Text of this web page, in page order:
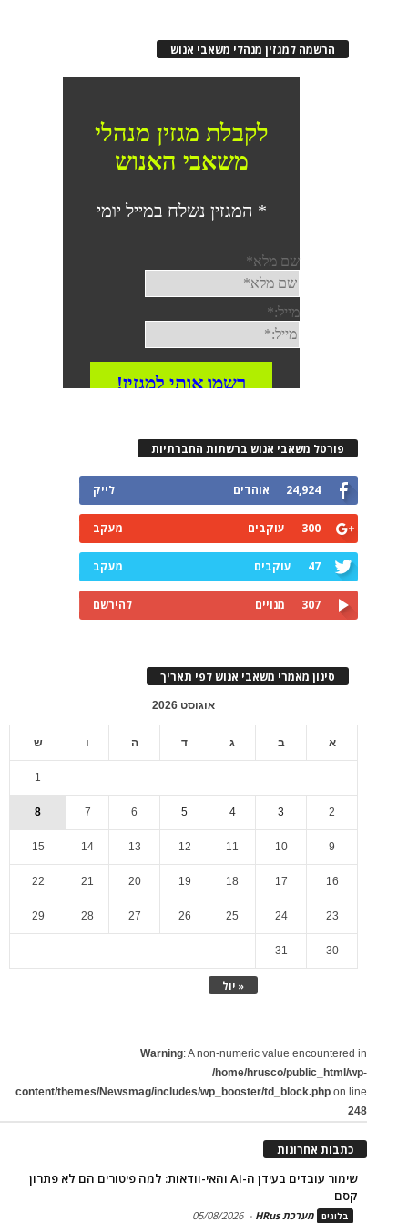
הרשמה למגזין מנהלי משאבי אנוש
פורטל משאבי אנוש ברשתות החברתיות
24,924 אוהדים לייק
300 עוקבים מעקב
47 עוקבים מעקב
307 מנויים להירשם
סינון מאמרי משאבי אנוש לפי תאריך
אוגוסט 2026
א ב ג ד ה ו ש
« יול
1
2
3
4
5
6
7
8
9
10
11
12
13
14
15
16
17
18
19
20
21
22
23
24
25
26
27
28
29
30
31
Warning: A non-numeric value encountered in
/home/hrusco/public_html/wp-
content/themes/Newsmag/includes/wp_booster/td_block.php on line
248
כתבות אחרונות
שימור עובדים בעידן ה-AI והאי-וודאות: למה פיטורים הם לא פתרון
קסם
בלוגים מערכת HRus -
05/08/2026